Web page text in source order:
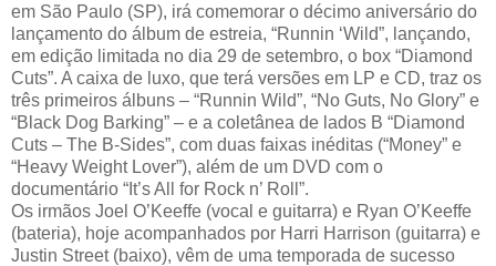
em São Paulo (SP), irá comemorar o décimo aniversário do
lançamento do álbum de estreia, “Runnin ‘Wild”, lançando,
em edição limitada no dia 29 de setembro, o box “Diamond
Cuts”. A caixa de luxo, que terá versões em LP e CD, traz os
três primeiros álbuns – “Runnin Wild”, “No Guts, No Glory” e
“Black Dog Barking” – e a coletânea de lados B “Diamond
Cuts – The B-Sides”, com duas faixas inéditas (“Money” e
“Heavy Weight Lover”), além de um DVD com o
documentário “It’s All for Rock n’ Roll”.
Os irmãos Joel O’Keeffe (vocal e guitarra) e Ryan O’Keeffe
(bateria), hoje acompanhados por Harri Harrison (guitarra) e
Justin Street (baixo), vêm de uma temporada de sucesso